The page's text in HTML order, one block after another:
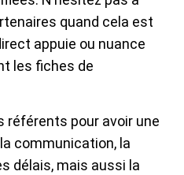
quand cela est
appuie ou nuance
les fiches de
référents pour avoir une
communication, la
délais, mais aussi la